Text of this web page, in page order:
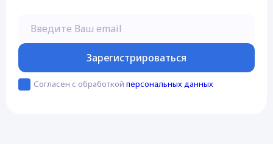
Зарегистрироваться
Согласен с обработкой персональных данных